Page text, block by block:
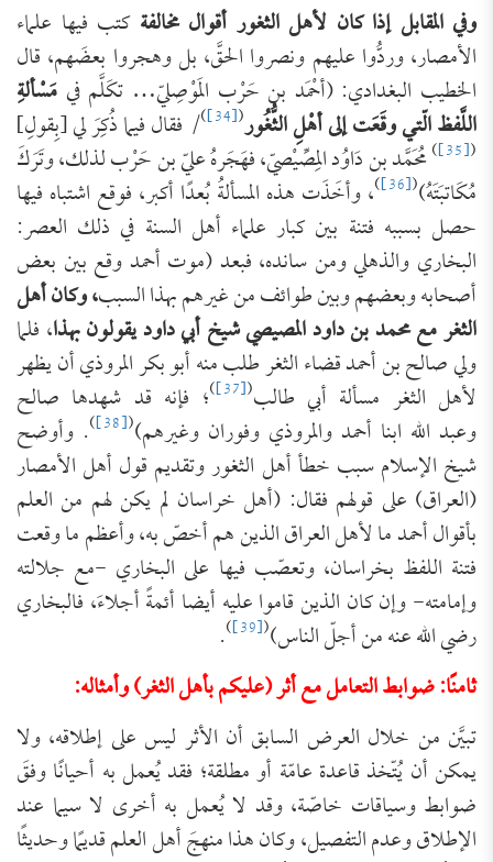
وفي المقابل إذا كان لأهل الثغور أقوال مخالفة كتب فيها علماء
الأمصار، وردُّوا عليهم ونصروا الحقَّ، بل وهجروا بعضَهم، قال
الخطيب البغدادي: ‌(أحْمَد بن حَرْب المَوْصِليّ… تكَلَّم في مَسْألةِ
اللَّفظ الّتي وقَعَت إلى أهْلِ الثُّغُور(
[34]
)/ فقال فيما ذُكِرَ لي [بِقولِ]
(
[35]
)مُحَمَّد بن دَاوُد المِصِّيْصيّ، فهَجَرهُ عليّ بن حَرْب لذلك، وتَرَكَ
مُكَاتبَتَهُ)(
[36]
)، وأخَذَت هذه المسألةُ بُعدًا أكبر، فوقع اشتباه فيها
حصل بسببه فتنة بين كبار علماء أهل السنة في ذلك العصر:
البخاري والذهلي ومن سانده، فبعد (موت أحمد وقع بين بعض
أصحابه وبعضهم وبين طوائف من غيرهم بهذا السبب، وكان أهل
الثغر مع محمد بن داود المصيصي شيخ أبي داود يقولون بهذا، فلما
ولي صالح بن أحمد قضاء الثغر طلب منه أبو بكر المروذي أن يظهر
لأهل الثغر مسألة أبي طالب(
[37]
)؛ فإنه قد شهدها صالح
وعبد الله ابنا أحمد والمروذي وفوران وغيرهم)(
[38]
). وأوضح
شيخ الإسلام سبب خطأ أهل الثغور وتقديم قول أهل الأمصار
(العراق) على قولهم فقال: (أهل خراسان لم يكن لهم من العلم
بأقوال أحمد ما لأهل العراق الذين هم أخصّ به، وأعظم ما وقعت
فتنة اللفظ بخراسان، وتعصّب فيها على البخاري -مع جلالته
وإمامته- وإن كان الذين قاموا عليه أيضا أئمةً أجلاءَ، فالبخاري
رضي الله عنه من أجلّ الناس)(
[39]
)
.
ثامنًا: ضوابط التعامل مع أثر (عليكم بأهل الثغر) وأمثاله:
تبيَّن من خلال العرض السابق أن الأثر ليس على إطلاقه، ولا
يمكن أن يُتّخذ قاعدة عامّة أو مطلقة؛ فقد يُعمل به أحيانًا وفقَ
ضوابط وسياقات خاصّة، وقد لا يُعمل به أخرى لا سيما عند
الإطلاق وعدم التفصيل، وكان هذا منهجَ أهل العلم قديمًا وحديثًا